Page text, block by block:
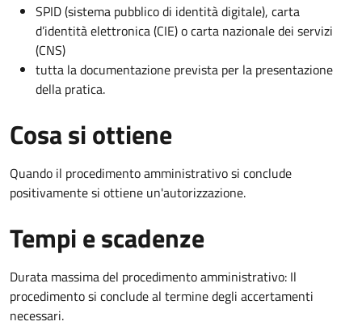
SPID (sistema pubblico di identità digitale), carta
d’identità elettronica (CIE) o carta nazionale dei servizi
(CNS)
tutta la documentazione prevista per la presentazione
della pratica.
Cosa si ottiene
Quando il procedimento amministrativo si conclude
positivamente si ottiene un'autorizzazione.
Tempi e scadenze
Durata massima del procedimento amministrativo: Il
procedimento si conclude al termine degli accertamenti
necessari.